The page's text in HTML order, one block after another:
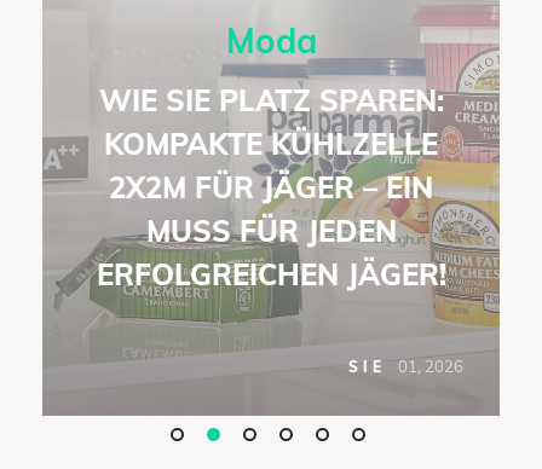
Moda
WIE SIE PLATZ SPAREN:
KOMPAKTE KÜHLZELLE
2X2M FÜR JÄGER – EIN
MUSS FÜR JEDEN
ERFOLGREICHEN JÄGER!
SIE 01, 2026